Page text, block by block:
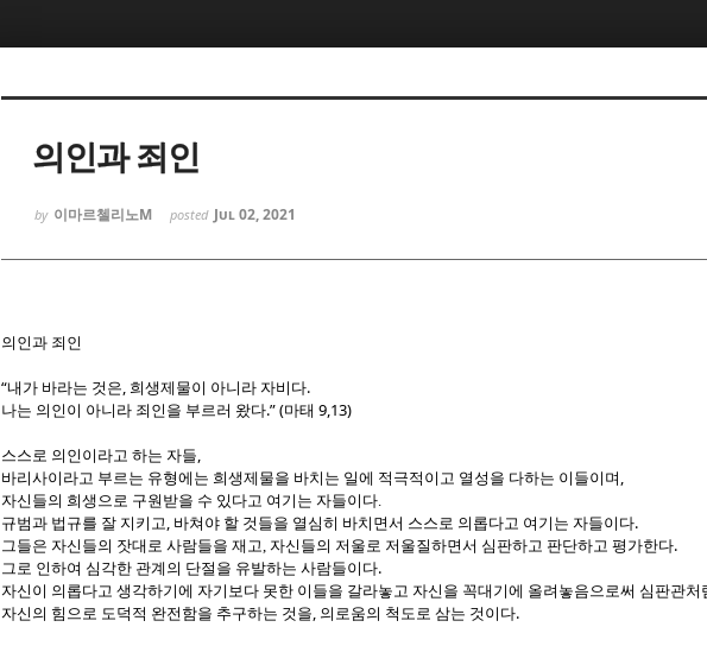
의인과 죄인
by 이마르첼리노M posted Jul 02, 2021
의인과 죄인
“내가 바라는 것은, 희생제물이 아니라 자비다.
나는 의인이 아니라 죄인을 부르러 왔다.” (마태 9,13)
스스로 의인이라고 하는 자들,
바리사이라고 부르는 유형에는 희생제물을 바치는 일에 적극적이고 열성을 다하는 이들이며 ,
자신들의 희생으로 구원받을 수 있다고 여기는 자들이다.
규범과 법규를 잘 지키고, 바쳐야 할 것들을 열심히 바치면서 스스로 의롭다고 여기는 자들이다.
그들은 자신들의 잣대로 사람들을 재고, 자신들의 저울로 저울질하면서 심판하고 판단하고 평가한다.
그로 인하여 심각한 관계의 단절을 유발하는 사람들이다.
자신이 의롭다고 생각하기에 자기보다 못한 이들을 갈라놓고 자신을 꼭대기에 올려놓음으로써 심판관처
자신의 힘으로 도덕적 완전함을 추구하는 것을, 의로움의 척도로 삼는 것이다.
Sketchbook5, 스케치북5
Sketchbook5, 스케치북5